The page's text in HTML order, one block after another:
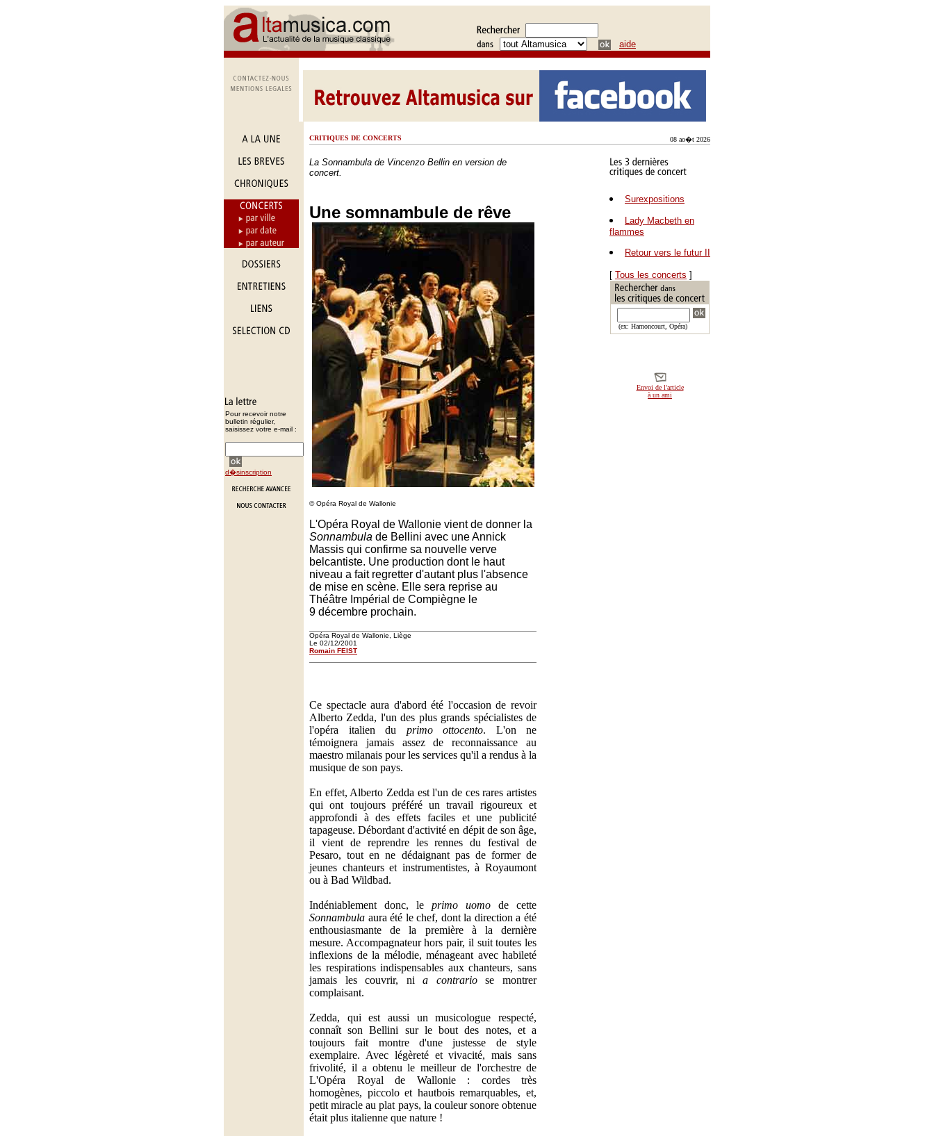
aide
Pour recevoir notre
bulletin régulier,
saisissez votre e-mail :
d�sinscription
CRITIQUES DE CONCERTS 08 ao�t 2026
La Sonnambula de Vincenzo Bellin en version de
concert.
Une somnambule de rêve
© Opéra Royal de Wallonie
L'Opéra Royal de Wallonie vient de donner la
Sonnambula de Bellini avec une Annick
Massis qui confirme sa nouvelle verve
belcantiste. Une production dont le haut
niveau a fait regretter d'autant plus l'absence
de mise en scène. Elle sera reprise au
Théâtre Impérial de Compiègne le
9 décembre prochain.
Opéra Royal de Wallonie, Liège
Le 02/12/2001
Romain FEIST
Surexpositions
Lady Macbeth en
flammes
Retour vers le futur II
[ Tous les concerts ]
(ex: Harnoncourt, Opéra)
Envoi de l'article
à un ami
Ce spectacle aura d'abord été l'occasion de revoir
Alberto Zedda, l'un des plus grands spécialistes de
l'opéra italien du primo ottocento. L'on ne
témoignera jamais assez de reconnaissance au
maestro milanais pour les services qu'il a rendus à la
musique de son pays.
En effet, Alberto Zedda est l'un de ces rares artistes
qui ont toujours préféré un travail rigoureux et
approfondi à des effets faciles et une publicité
tapageuse. Débordant d'activité en dépit de son âge,
il vient de reprendre les rennes du festival de
Pesaro, tout en ne dédaignant pas de former de
jeunes chanteurs et instrumentistes, à Royaumont
ou à Bad Wildbad.
Indéniablement donc, le primo uomo de cette
Sonnambula aura été le chef, dont la direction a été
enthousiasmante de la première à la dernière
mesure. Accompagnateur hors pair, il suit toutes les
inflexions de la mélodie, ménageant avec habileté
les respirations indispensables aux chanteurs, sans
jamais les couvrir, nia contrariose montrer
complaisant.
Zedda, qui est aussi un musicologue respecté,
connaît son Bellini sur le bout des notes, et a
toujours fait montre d'une justesse de style
exemplaire. Avec légèreté et vivacité, mais sans
frivolité, il a obtenu le meilleur de l'orchestre de
L'Opéra Royal de Wallonie : cordes très
homogènes, piccolo et hautbois remarquables, et,
petit miracle au plat pays, la couleur sonore obtenue
était plus italienne que nature !